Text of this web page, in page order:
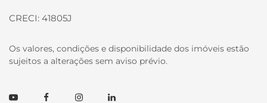
CRECI: 41805J
Os valores, condições e disponibilidade dos imóveis estão
sujeitos a alterações sem aviso prévio.
YoutubeFacebookInstagramLinkedin